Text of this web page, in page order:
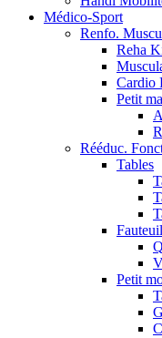
Médico-Sport
Renfo.
Reha
Cardio
Petit
Rééduc.
Tables
Petit